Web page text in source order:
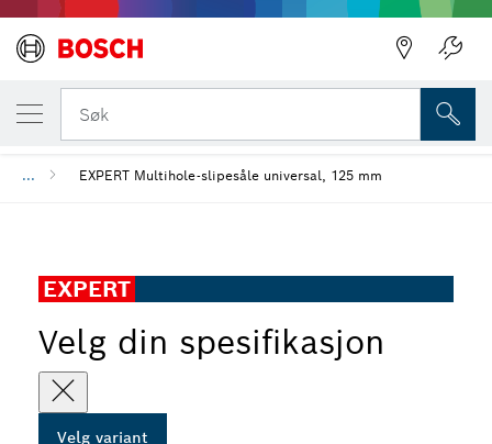
Søk
... EXPERT Multihole-slipesåle universal, 125 mm
EXPERT
Velg din spesifikasjon
Velg variant
DIN VALGTE VARIANT
EXPERT Multihole-støttetallerken